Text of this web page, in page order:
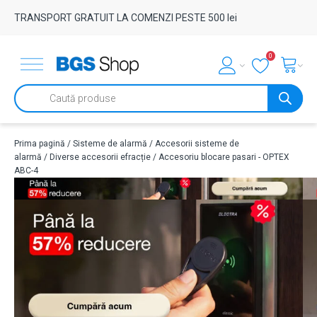
TRANSPORT GRATUIT LA COMENZI PESTE 500 lei
0
Products
search
Prima pagină / Sisteme de alarmă / Accesorii sisteme de
alarmă / Diverse accesorii efracție / Accesoriu blocare pasari - OPTEX
ABC-4